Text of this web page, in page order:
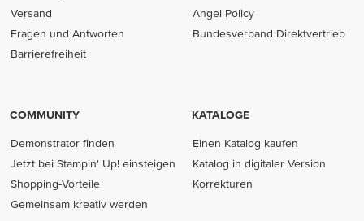
Versand
Fragen und Antworten
Barrierefreiheit
Angel Policy
Bundesverband Direktvertrieb
COMMUNITY
Demonstrator finden
Jetzt bei Stampin' Up! einsteigen
Shopping-Vorteile
Gemeinsam kreativ werden
KATALOGE
Einen Katalog kaufen
Katalog in digitaler Version
Korrekturen